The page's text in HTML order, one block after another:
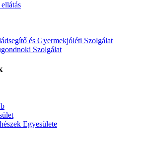
és Gyermekjóléti Szolgálat
Szolgálat
Egyesülete